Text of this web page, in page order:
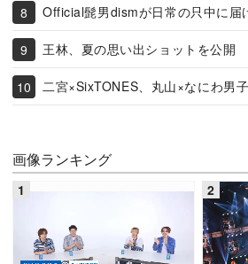
Official髭男dismが日常の只中に届
王林、夏の思い出ショットを公開
二宮×SixTONES、丸山×なにわ男
画像ランキング